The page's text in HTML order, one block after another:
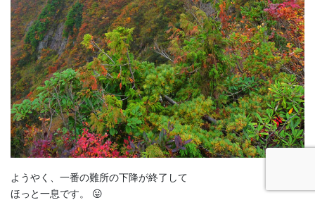
ようやく、一番の難所の下降が終了して
ほっと一息です。 😛